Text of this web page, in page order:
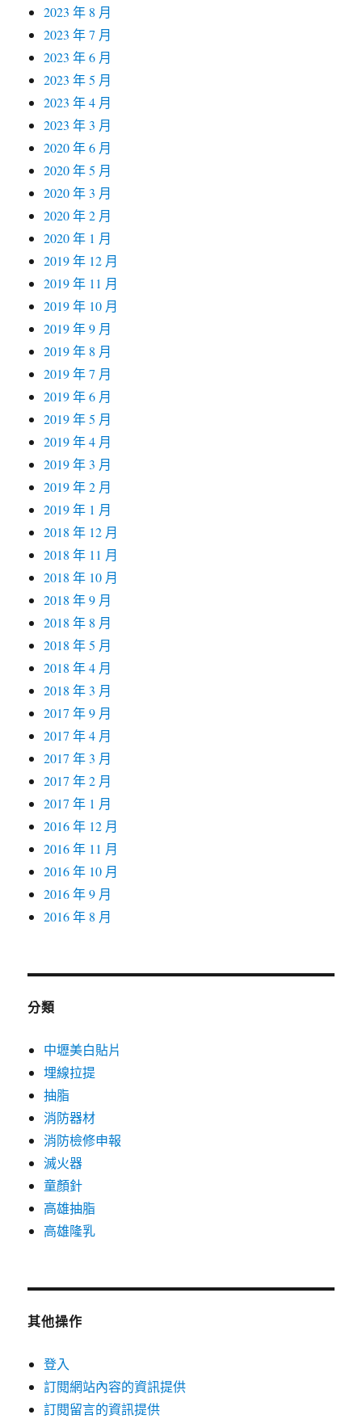
2023 年 8 月
2023 年 7 月
2023 年 6 月
2023 年 5 月
2023 年 4 月
2023 年 3 月
2020 年 6 月
2020 年 5 月
2020 年 3 月
2020 年 2 月
2020 年 1 月
2019 年 12 月
2019 年 11 月
2019 年 10 月
2019 年 9 月
2019 年 8 月
2019 年 7 月
2019 年 6 月
2019 年 5 月
2019 年 4 月
2019 年 3 月
2019 年 2 月
2019 年 1 月
2018 年 12 月
2018 年 11 月
2018 年 10 月
2018 年 9 月
2018 年 8 月
2018 年 5 月
2018 年 4 月
2018 年 3 月
2017 年 9 月
2017 年 4 月
2017 年 3 月
2017 年 2 月
2017 年 1 月
2016 年 12 月
2016 年 11 月
2016 年 10 月
2016 年 9 月
2016 年 8 月
分類
中壢美白貼片
埋線拉提
抽脂
消防器材
消防檢修申報
滅火器
童顏針
高雄抽脂
高雄隆乳
其他操作
登入
訂閱網站內容的資訊提供
訂閱留言的資訊提供